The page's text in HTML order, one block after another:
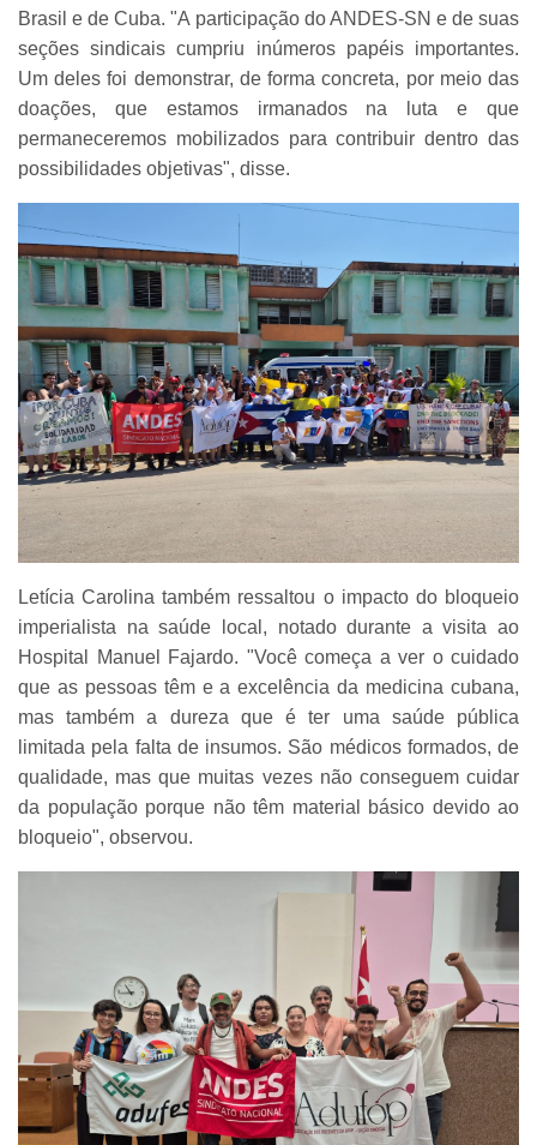
Brasil e de Cuba. "A participação do ANDES-SN e de suas
seções sindicais cumpriu inúmeros papéis importantes.
Um deles foi demonstrar, de forma concreta, por meio das
doações, que estamos irmanados na luta e que
permaneceremos mobilizados para contribuir dentro das
possibilidades objetivas", disse.
Letícia Carolina também ressaltou o impacto do bloqueio
imperialista na saúde local, notado durante a visita ao
Hospital Manuel Fajardo. "Você começa a ver o cuidado
que as pessoas têm e a excelência da medicina cubana,
mas também a dureza que é ter uma saúde pública
limitada pela falta de insumos. São médicos formados, de
qualidade, mas que muitas vezes não conseguem cuidar
da população porque não têm material básico devido ao
bloqueio", observou.